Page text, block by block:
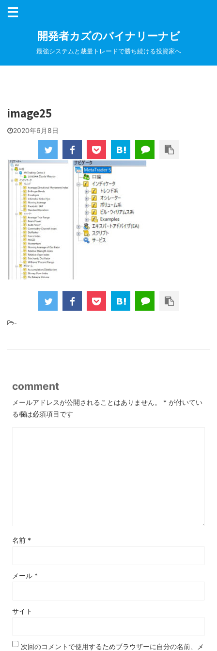
開発者カズのバイナリーナビ
最強システムと裁量トレードで勝ち続ける投資家へ
image25
2020年6月8日
-
comment
メールアドレスが公開されることはありません。 * が付いてい
る欄は必須項目です
名前 *
メール *
サイト
次回のコメントで使用するためブラウザーに自分の名前、メ